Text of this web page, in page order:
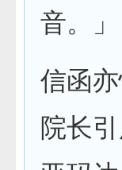
音。」
信函
院长